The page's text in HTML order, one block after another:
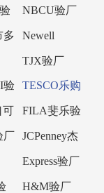
验厂
NBCU验厂
多
Newell
Brands纽威验
厂
TJX验厂
验
TESCO乐购
验厂
可
FILA斐乐验
厂
厂
JCPenney杰
西潘尼验厂
Express验厂
H&M验厂